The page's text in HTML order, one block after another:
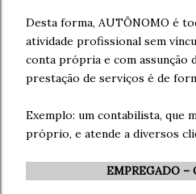
Desta forma, AUTÔNOMO é
atividade profissional sem
conta própria e com assunção
prestação de serviços é de
Exemplo: um contabilista, que
próprio, e atende a diversos
EMPREGADO –